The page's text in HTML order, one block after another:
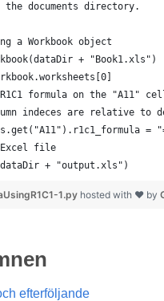
documents directory.
a Workbook object
+ "Book1.xls")
formula on the "A11"
indeces are relative to
=
Excel file
+ "output.xls")
1.py hosted with ❤ by
efterföljande